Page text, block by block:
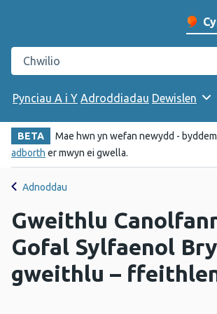
Chwilio gwefan Iechyd Cyhoeddus Cymru
Pynciau A i Y Adroddiadau Dewislen
BETA
Mae hwn yn wefan newydd -
adborth er mwyn ei gwella.
Adnoddau
Gweithlu
Gofal Sylfaenol
gweithlu –